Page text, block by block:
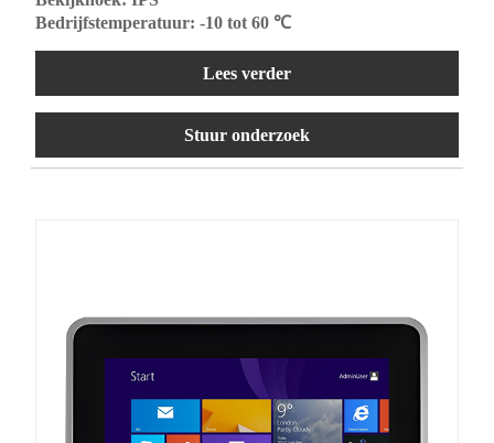
Bedrijfstemperatuur: -10 tot 60 ℃
Lees verder
Stuur onderzoek